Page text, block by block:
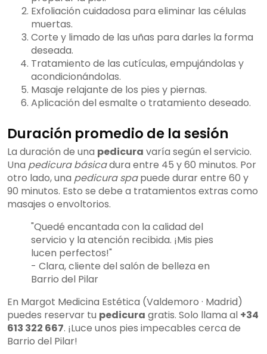
Exfoliación cuidadosa para eliminar las células
muertas.
Corte y limado de las uñas para darles la forma
deseada.
Tratamiento de las cutículas, empujándolas y
acondicionándolas.
Masaje relajante de los pies y piernas.
Aplicación del esmalte o tratamiento deseado.
Duración promedio de la sesión
La duración de una pedicura varía según el servicio.
Una pedicura básicadura entre 45 y 60 minutos. Por
otro lado, una pedicura spapuede durar entre 60 y
90 minutos. Esto se debe a tratamientos extras como
masajes o envoltorios.
"Quedé encantada con la calidad del
servicio y la atención recibida. ¡Mis pies
lucen perfectos!"
- Clara, cliente del salón de belleza en
Barrio del Pilar
En Margot Medicina Estética (Valdemoro · Madrid)
puedes reservar tu pedicura gratis. Solo llama al +34
613 322 667. ¡Luce unos pies impecables cerca de
Barrio del Pilar!